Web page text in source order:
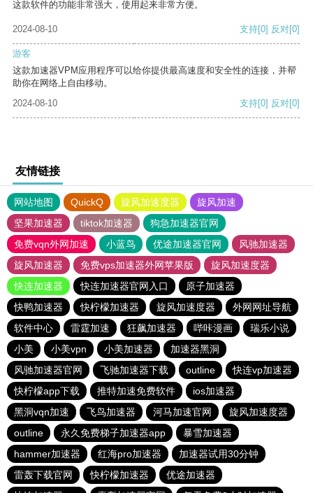
这款软件的功能非常强大，使用起来非常方便。
2024-08-10 支持[0] 反对[0]
游客
这款加速器VPM应用程序可以给你提供最高速度和安全性的连接，并帮
助你在网络上自由移动。
2024-08-10
支持[0] 反对[0]
友情链接
网站地图 QuickQ 旋风加速度器
旋风加速
坚果加速器
tiktok加速器
狗急加速器官网
免费vqn外网加速
小蓝鸟 优途加速器官网
风驰加速器
旋风加速器
免费vps加速器外网苹果版
旋风加速度器
快连加速器
快连加速器官网入口
原子加速器
快鸭加速器
快柠檬加速器 旋风加速度器
外网网址导航
软件中心
雷霆加速 狂飙加速器 哔咔漫画
瑞乐小说
小美
小美vpn 小美加速器
加速器黑洞
风驰加速器官网
飞驰加速器下载 outline
快连vp加速器
快柠檬app下载
推特加速免费软件
ios加速器
黑洞vqn加速
飞鸟加速器 河马加速官网
旋风加速度器
outline
永久免费梯子加速器app
暴雪加速器
hammer加速器
红海pro加速器
加速器试用30分钟
雷轰下载官网
快柠檬加速器
优途加速器